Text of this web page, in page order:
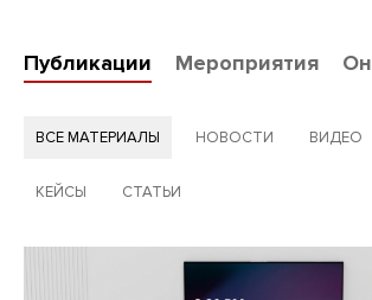
Публикации Мероприятия
ВСЕ МАТЕРИАЛЫ НОВОСТИ ВИДЕО
КЕЙСЫ СТАТЬИ